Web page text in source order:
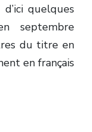
quelques
septembre
du titre en
en français